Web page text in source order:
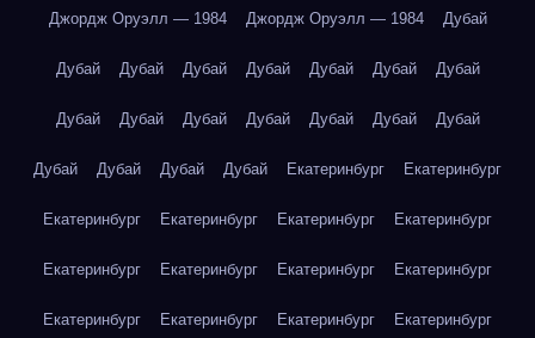
Джордж Оруэлл — 1984 Джордж Оруэлл — 1984 Дубай
Дубай Дубай Дубай Дубай Дубай Дубай Дубай
Дубай Дубай Дубай Дубай Дубай Дубай Дубай
Дубай Дубай Дубай Дубай Екатеринбург Екатеринбург
Екатеринбург Екатеринбург Екатеринбург Екатеринбург
Екатеринбург Екатеринбург Екатеринбург Екатеринбург
Екатеринбург Екатеринбург Екатеринбург Екатеринбург